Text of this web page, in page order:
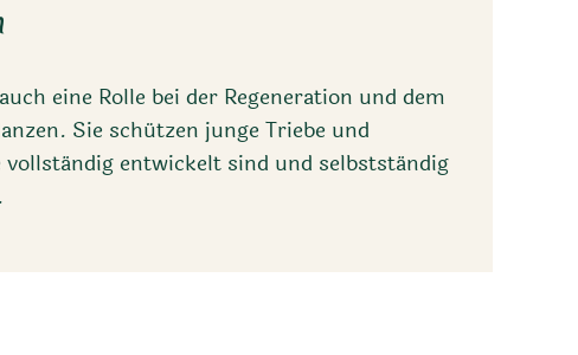
eine Rolle bei der Regeneration und dem
Sie schützen junge Triebe und
vollständig entwickelt sind und selbstständig